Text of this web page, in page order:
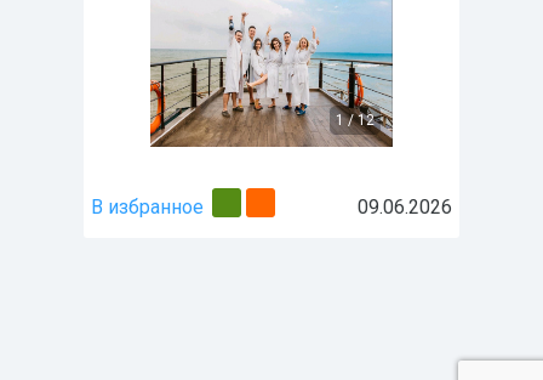
1/12
В избранное 09.06.2026